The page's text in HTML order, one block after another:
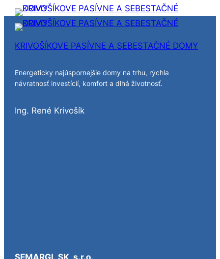
KRIVOŠÍKOVE PASÍVNE A SEBESTAČNÉ DOMY
Energeticky najúspornejšie domy na trhu, rýchla
návratnosť investícií, komfort a dlhá životnosť.
Ing. René Krivošík